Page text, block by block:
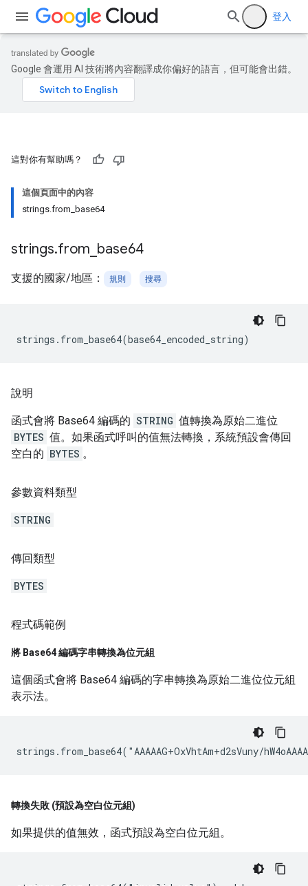
登入
Google 會運用 AI 技術將內容翻譯成你偏好的語言，但可能會出錯。
這對你有幫助嗎？
這個頁面中的內容
strings.from_base64
strings.from base64
支援的國家/地區： 規則 搜尋
說明
函式會將 Base64 編碼的 STRING 值轉換為原始二進位
BYTES 值。如果函式呼叫的值無法轉換，系統預設會傳回
空白的 BYTES 。
參數資料類型
STRING
傳回類型
BYTES
程式碼範例
將 Base64 編碼字串轉換為位元組
這個函式會將 Base64 編碼的字串轉換為原始二進位位元組
表示法。
轉換失敗 (預設為空白位元組)
如果提供的值無效，函式預設為空白位元組。